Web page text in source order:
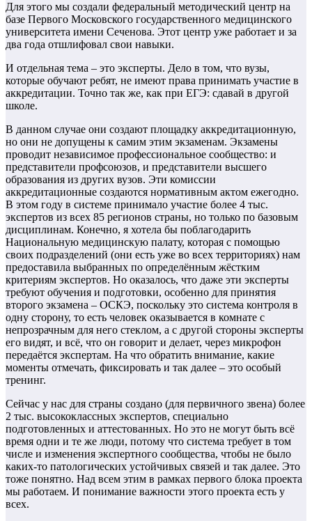
Для этого мы создали федеральный методический центр на
базе Первого Московского государственного медицинского
университета имени Сеченова. Этот центр уже работает и за
два года отшлифовал свои навыки.
И отдельная тема – это эксперты. Дело в том, что вузы,
которые обучают ребят, не имеют права принимать участие в
аккредитации. Точно так же, как при ЕГЭ: сдавай в другой
школе.
В данном случае они создают площадку аккредитационную,
но они не допущены к самим этим экзаменам. Экзамены
проводит независимое профессиональное сообщество: и
представители профсоюзов, и представители высшего
образования из других вузов. Эти комиссии
аккредитационные создаются нормативным актом ежегодно.
В этом году в системе принимало участие более 4 тыс.
экспертов из всех 85 регионов страны, но только по базовым
дисциплинам. Конечно, я хотела бы поблагодарить
Национальную медицинскую палату, которая с помощью
своих подразделений (они есть уже во всех территориях) нам
предоставила выбранных по определённым жёстким
критериям экспертов. Но оказалось, что даже эти эксперты
требуют обучения и подготовки, особенно для принятия
второго экзамена – ОСКЭ, поскольку это система контроля в
одну сторону, то есть человек оказывается в комнате с
непрозрачным для него стеклом, а с другой стороны эксперты
его видят, и всё, что он говорит и делает, через микрофон
передаётся экспертам. На что обратить внимание, какие
моменты отмечать, фиксировать и так далее – это особый
тренинг.
Сейчас у нас для страны создано (для первичного звена) более
2 тыс. высококлассных экспертов, специально
подготовленных и аттестованных. Но это не могут быть всё
время одни и те же люди, потому что система требует в том
числе и изменения экспертного сообщества, чтобы не было
каких-то патологических устойчивых связей и так далее. Это
тоже понятно. Над всем этим в рамках первого блока проекта
мы работаем. И понимание важности этого проекта есть у
всех.